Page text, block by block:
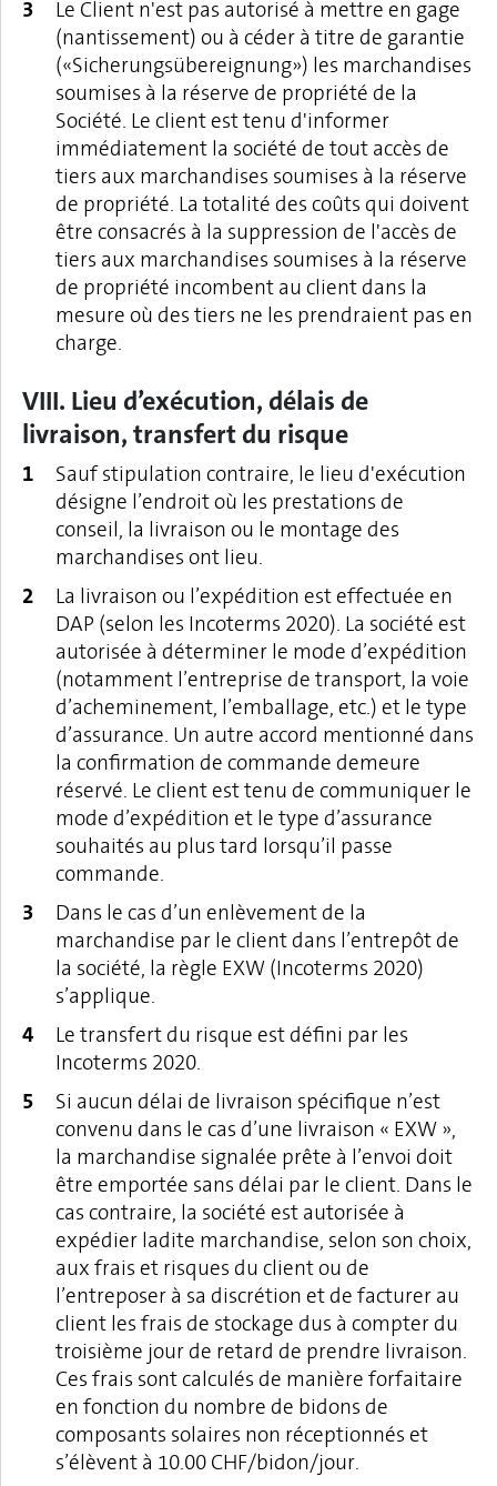
Le Client n'est pas autorisé à mettre en gage
(nantissement) ou à céder à titre de garantie
(«Sicherungsübereignung») les marchandises
soumises à la réserve de propriété de la
Société. Le client est tenu d'informer
immédiatement la société de tout accès de
tiers aux marchandises soumises à la réserve
de propriété. La totalité des coûts qui doivent
être consacrés à la suppression de l'accès de
tiers aux marchandises soumises à la réserve
de propriété incombent au client dans la
mesure où des tiers ne les prendraient pas en
charge.
VIII. Lieu d’exécution, délais de
livraison, transfert du risque
Sauf stipulation contraire, le lieu d'exécution
désigne l’endroit où les prestations de
conseil, la livraison ou le montage des
marchandises ont lieu.
La livraison ou l’expédition est effectuée en
DAP (selon les Incoterms 2020). La société est
autorisée à déterminer le mode d’expédition
(notamment l’entreprise de transport, la voie
d’acheminement, l’emballage, etc.) et le type
d’assurance. Un autre accord mentionné dans
la confirmation de commande demeure
réservé. Le client est tenu de communiquer le
mode d’expédition et le type d’assurance
souhaités au plus tard lorsqu’il passe
commande.
Dans le cas d’un enlèvement de la
marchandise par le client dans l’entrepôt de
la société, la règle EXW (Incoterms 2020)
s’applique.
Le transfert du risque est défini par les
Incoterms 2020.
Si aucun délai de livraison spécifique n’est
convenu dans le cas d’une livraison « EXW »,
la marchandise signalée prête à l’envoi doit
être emportée sans délai par le client. Dans le
cas contraire, la société est autorisée à
expédier ladite marchandise, selon son choix,
aux frais et risques du client ou de
l’entreposer à sa discrétion et de facturer au
client les frais de stockage dus à compter du
troisième jour de retard de prendre livraison.
Ces frais sont calculés de manière forfaitaire
en fonction du nombre de bidons de
composants solaires non réceptionnés et
s’élèvent à 10.00 CHF/bidon/jour.